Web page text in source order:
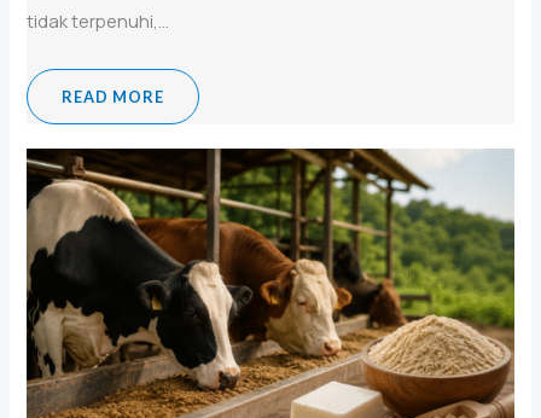
tidak terpenuhi,...
READ MORE